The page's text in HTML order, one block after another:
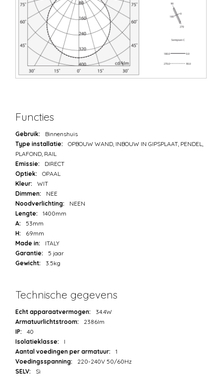
Functies
Gebruik:
Binnenshuis
Type installatie:
OPBOUW WAND, INBOUW IN GIPSPLAAT, PENDEL,
PLAFOND, RAIL
Emissie:
DIRECT
Optiek:
OPAAL
Kleur:
WIT
Dimmen:
NEE
Noodverlichting:
NEEN
Lengte:
1400mm
A:
53mm
H:
69mm
Made in:
ITALY
Garantie:
5 jaar
Gewicht:
3.5kg
Technische gegevens
Echt apparaatvermogen:
34.4W
Armatuurlichtstroom:
2386lm
IP:
40
Isolatieklasse:
I
Aantal voedingen per armatuur:
1
Voedingsspanning:
220-240V 50/60Hz
SELV:
Sì